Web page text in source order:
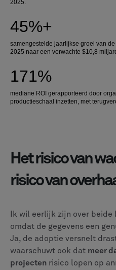
2025.
45%+
samengestelde jaarlijkse groei van
2025 naar een verwachte $10,8
171%
mediane ROI gerapporteerd door
productieschaal inzetten, met
Het risico van
risico van
Ik wil eerlijk zijn over
omdat de gegevens een
Ja, de adoptie versnelt
waarschuwt ook dat meer
projecten risico lopen op